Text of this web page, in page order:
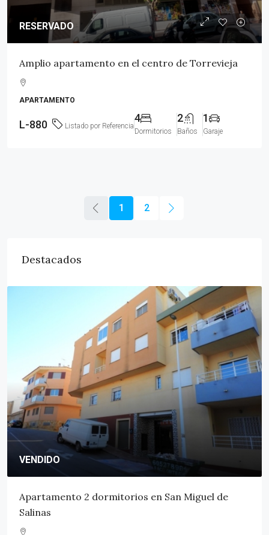
RESERVADO
Amplio apartamento en el centro de Torrevieja
APARTAMENTO
L-880 Listado por Referencia
4
Dormitorios
2
Baños
1
Garaje
1 2
Destacados
VENDIDO
Apartamento 3 dormitorios en San Miguel de
Salinas